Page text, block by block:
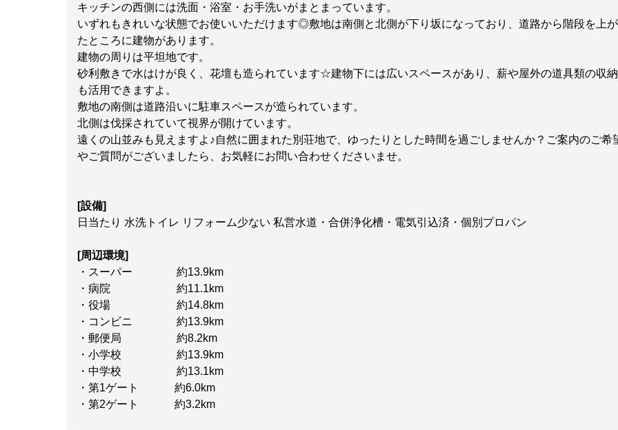
キッチンの西側には洗面・浴室・お手洗いがまとまっています。
いずれもきれいな状態でお使いいただけます◎敷地は南側と北側が下り坂になっており、道路から階段を上
たところに建物があります。
建物の周りは平坦地です。
砂利敷きで水はけが良く、花壇も造られています☆建物下には広いスペースがあり、薪や屋外の道具類の収
も活用できますよ。
敷地の南側は道路沿いに駐車スペースが造られています。
北側は伐採されていて視界が開けています。
遠くの山並みも見えますよ♪自然に囲まれた別荘地で、ゆったりとした時間を過ごしませんか？ご案内のご希
やご質問がございましたら、お気軽にお問い合わせくださいませ。
[設備]
日当たり 水洗トイレ リフォーム少ない 私営水道・合併浄化槽・電気引込済・個別プロパン
[周辺環境]
・スーパー 約13.9km
・病院 約11.1km
・役場 約14.8km
・コンビニ 約13.9km
・郵便局 約8.2km
・小学校 約13.9km
・中学校 約13.1km
・第1ゲート 約6.0km
・第2ゲート 約3.2km